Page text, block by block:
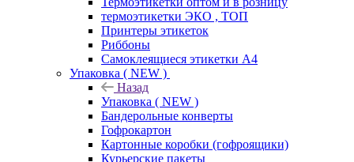
термоэтикетки ЭКО , ТОП
Принтеры этикеток
Риббоны
Самоклеящиеся этикетки А4
Упаковка ( NEW )
Назад
Упаковка ( NEW )
Бандерольные конверты
Гофрокартон
Картонные коробки (гофроящики)
Курьерские пакеты